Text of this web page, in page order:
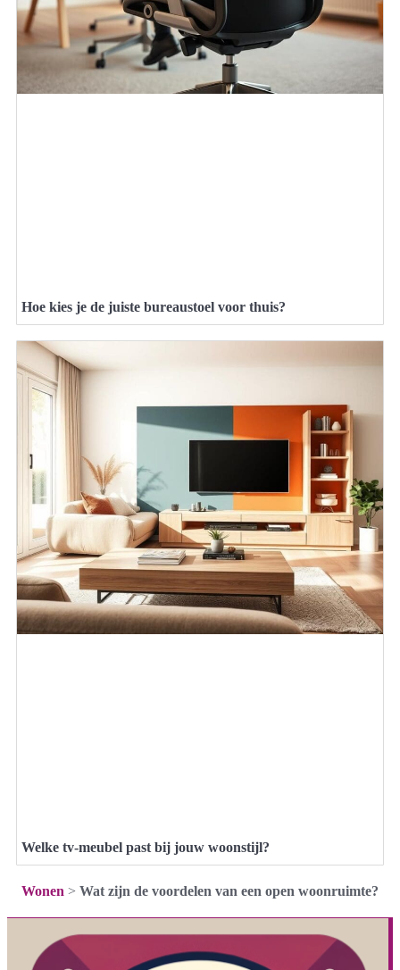
Hoe kies je de juiste bureaustoel voor thuis?
Welke tv-meubel past bij jouw woonstijl?
Wonen > Wat zijn de voordelen van een open woonruimte?